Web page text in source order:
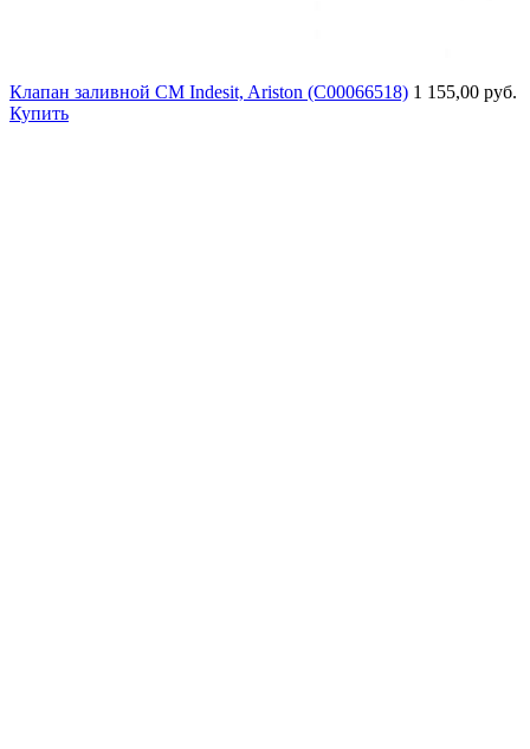
Клапан заливной СМ Indesit, Ariston (C00066518) 1 155,00 руб.
Купить